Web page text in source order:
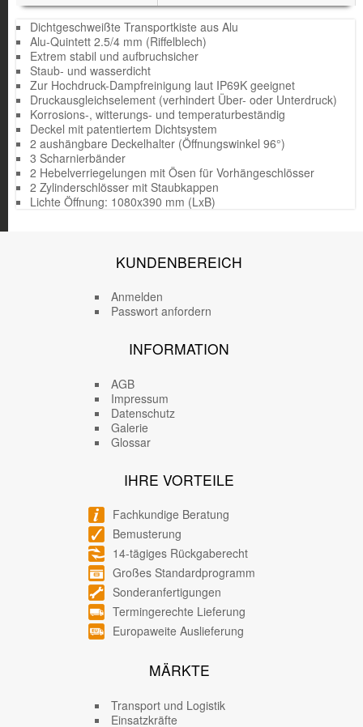
Dichtgeschweißte Transportkiste aus Alu
Alu-Quintett 2.5/4 mm (Riffelblech)
Extrem stabil und aufbruchsicher
Staub- und wasserdicht
Zur Hochdruck-Dampfreinigung laut IP69K geeignet
Druckausgleichselement (verhindert Über- oder Unterdruck)
Korrosions-, witterungs- und temperaturbeständig
Deckel mit patentiertem Dichtsystem
2 aushängbare Deckelhalter (Öffnungswinkel 96°)
3 Scharnierbänder
2 Hebelverriegelungen mit Ösen für Vorhängeschlösser
2 Zylinderschlösser mit Staubkappen
Lichte Öffnung: 1080x390 mm (LxB)
KUNDENBEREICH
Anmelden
Passwort anfordern
INFORMATION
AGB
Impressum
Datenschutz
Galerie
Glossar
IHRE VORTEILE
Fachkundige Beratung
Bemusterung
14-tägiges Rückgaberecht
Großes Standardprogramm
Sonderanfertigungen
Termingerechte Lieferung
Europaweite Auslieferung
MÄRKTE
Transport und Logistik
Einsatzkräfte